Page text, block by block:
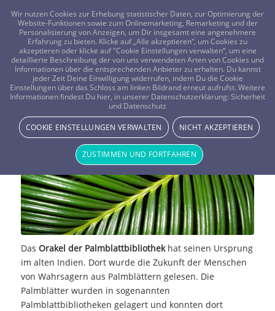
FRAGEN? KOSTENLOS ANRUFEN: 0800-8478266
Orakel der Palmblattbibliothek
Das Orakel der Palmblattbibliothekhat seinen Ursprung
im alten Indien. Dort wurde die Zukunft der Menschen
von Wahrsagern aus Palmblättern gelesen. Die
Palmblätter wurden in sogenannten
Palmblattbibliotheken gelagert und konnten dort
Wir nutzen Cookies zur Erhebung statistischer Daten, zur Optimierung der
Website-Funktionen sowie zum Onlinemarketing, Remarketing und der
Personalisierung von Anzeigen, um Dir insgesamt eine angenehmere
Erfahrung zu bieten. Klicke auf „Alle akzeptieren“, um Cookies zu
akzeptieren oder klicke auf "Cookie Einstellungen verwalten“, um eine
detaillierte Beschreibung der von uns verwendeten Arten von Cookies und
Informationen über die entsprechenden Anbieter zu erhalten. Du kannst
jeder Zeit Deine Einwilligung widerrufen, indem Du die Cookie
Einstellungen über das Schloss am linken Bildrand erneut aufrufst. Weitere
Informationen findest Du hier, in unserer Datenschutzerklärung: Sicherheit
und Datenschutz
COOKIE EINSTELLUNGEN VERWALTEN NICHT AKZEPTIEREN
ZUSTIMMEN UND FORTFAHREN